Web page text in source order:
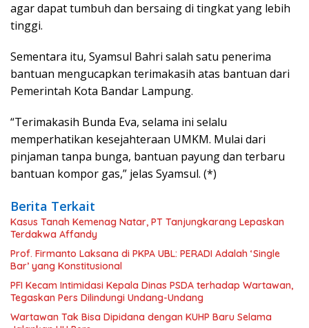
agar dapat tumbuh dan bersaing di tingkat yang lebih
tinggi.
Sementara itu, Syamsul Bahri salah satu penerima
bantuan mengucapkan terimakasih atas bantuan dari
Pemerintah Kota Bandar Lampung.
“Terimakasih Bunda Eva, selama ini selalu
memperhatikan kesejahteraan UMKM. Mulai dari
pinjaman tanpa bunga, bantuan payung dan terbaru
bantuan kompor gas,” jelas Syamsul. (*)
Berita Terkait
Kasus Tanah Kemenag Natar, PT Tanjungkarang Lepaskan
Terdakwa Affandy
Prof. Firmanto Laksana di PKPA UBL: PERADI Adalah ‘Single
Bar’ yang Konstitusional
PFI Kecam Intimidasi Kepala Dinas PSDA terhadap Wartawan,
Tegaskan Pers Dilindungi Undang-Undang
Wartawan Tak Bisa Dipidana dengan KUHP Baru Selama